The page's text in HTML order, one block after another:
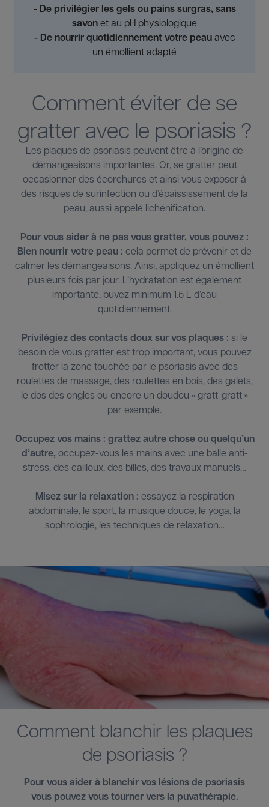
- De privilégier les gels ou pains surgras, sans
savonet au pH physiologique
- De nourrir quotidiennement votre peauavec
un émollient adapté
Comment éviter de se
gratter avec le psoriasis ?
Les plaques de psoriasis peuvent être à l’origine de
démangeaisons importantes. Or, se gratter peut
occasionner des écorchures et ainsi vous exposer à
des risques de surinfection ou d’épaississement de la
peau, aussi appelé lichénification.
Pour vous aider à ne pas vous gratter, vous pouvez :
Bien nourrir votre peau : cela permet de prévenir et de
calmer les démangeaisons. Ainsi, appliquez un émollient
plusieurs fois par jour. L’hydratation est également
importante, buvez minimum 1.5 L d’eau
quotidiennement.
Privilégiez des contacts doux sur vos plaques : si le
besoin de vous gratter est trop important, vous pouvez
frotter la zone touchée par le psoriasis avec des
roulettes de massage, des roulettes en bois, des galets,
le dos des ongles ou encore un doudou « gratt-gratt »
par exemple.
Occupez vos mains : grattez autre chose ou quelqu’un
d’autre, occupez-vous les mains avec une balle anti-
stress, des cailloux, des billes, des travaux manuels…
Misez sur la relaxation : essayez la respiration
abdominale, le sport, la musique douce, le yoga, la
sophrologie, les techniques de relaxation…
Comment blanchir les plaques
de psoriasis ?
Pour vous aider à blanchir vos lésions de psoriasis
vous pouvez vous tourner vers la puvathérapie.